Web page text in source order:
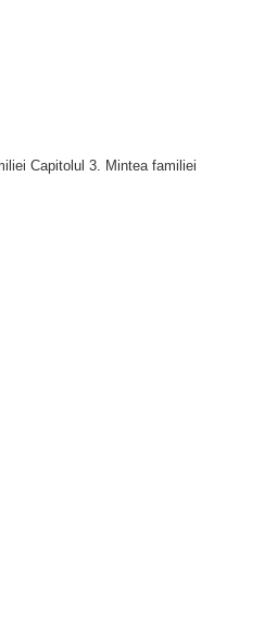
Capitolul 3. Mintea familiei